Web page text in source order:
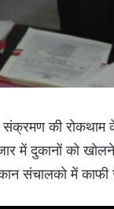
की रोकथाम
में दुकानों को
संचालको में काफी